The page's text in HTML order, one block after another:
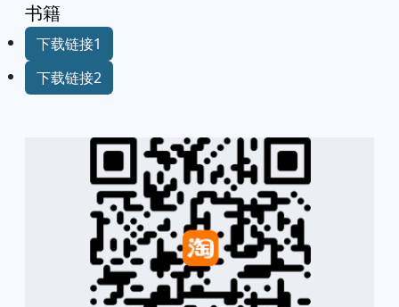
书籍
下载链接1
下载链接2